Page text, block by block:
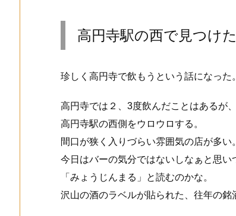
高円寺駅の西で見つけ
珍しく高円寺で飲もうという話になった。
高円寺では２、3度飲んだことはあるが
高円寺駅の西側をウロウロする。
間口が狭く入りづらい雰囲気の店が多い。
今日はバーの気分ではないしなぁと思い
「みょうじんまる」と読むのかな。
沢山の酒のラベルが貼られた、往年の銘